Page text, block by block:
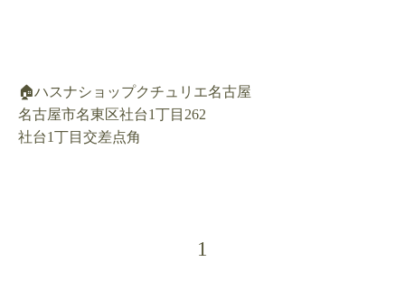
🏠ハスナショップクチュリエ名古屋
名古屋市名東区社台1丁目262
社台1丁目交差点角
1